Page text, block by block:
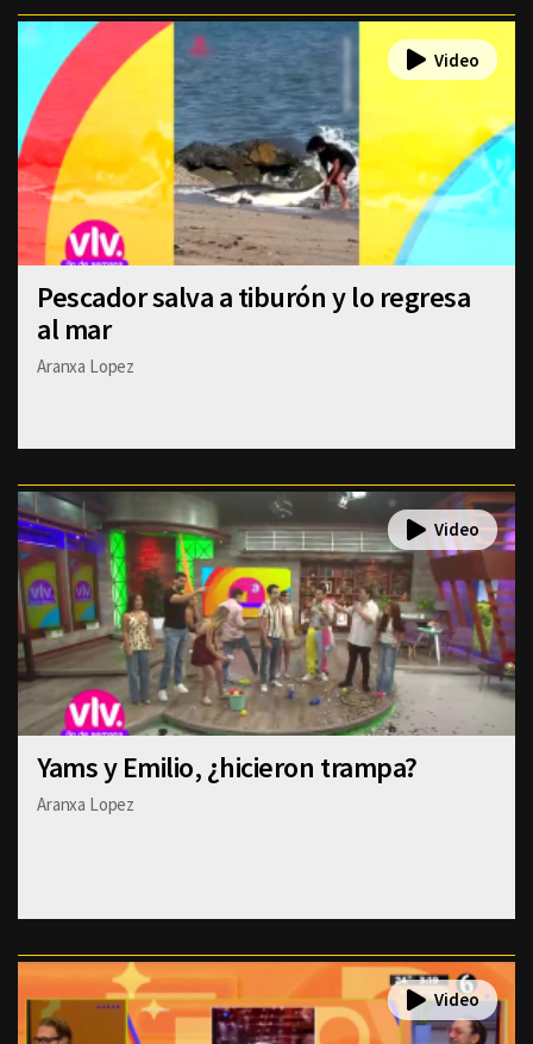
Pescador salva a tiburón y lo regresa
al mar
Aranxa Lopez
Yams y Emilio, ¿hicieron trampa?
Aranxa Lopez